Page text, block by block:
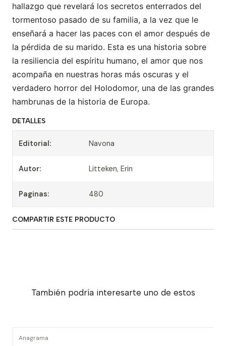
hallazgo que revelará los secretos enterrados del
tormentoso pasado de su familia, a la vez que le
enseñará a hacer las paces con el amor después de
la pérdida de su marido. Esta es una historia sobre
la resiliencia del espíritu humano, el amor que nos
acompaña en nuestras horas más oscuras y el
verdadero horror del Holodomor, una de las grandes
hambrunas de la historia de Europa.
DETALLES
Editorial: Navona
Autor: Litteken, Erin
Paginas: 480
COMPARTIR ESTE PRODUCTO
También podría interesarte uno de estos
Anagrama